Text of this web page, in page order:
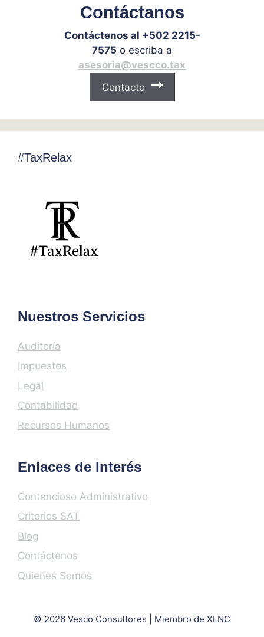
Contáctanos
Contáctenos al +502 2215-
7575 o escriba a
asesoria@vescco.tax
Contacto
#TaxRelax
Nuestros Servicios
Auditoría
Impuestos
Legal
Contabilidad
Recursos Humanos
Enlaces de Interés
Contencioso Administrativo
Criterios SAT
Blog
Contáctenos
Quienes Somos
© 2026 Vesco Consultores | Miembro de XLNC